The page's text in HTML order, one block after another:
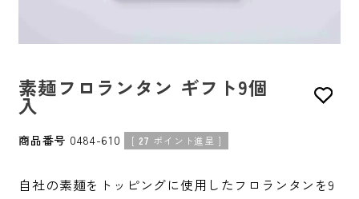
素麺フロランタン ギフト9個
入
商品番号 0484-610 [ 27 ポイント進呈 ]
自社の素麺をトッピングに使用したフロランタンを9